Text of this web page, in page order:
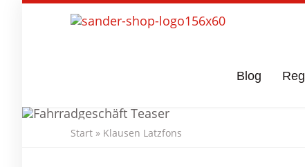
Blog
Start » Klausen Latzfons